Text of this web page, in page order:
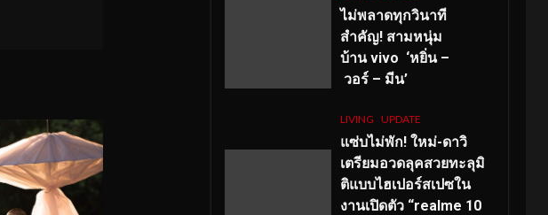
ไม่พลาดทุกวินาที
สำคัญ! สามหนุ่ม
บ้าน vivo ‘หยิ่น –
วอร์ – มีน’
LIVING UPDATE
แซ่บไม่พัก! ใหม่-ดาวิ
เตรียมอวดลุคสวยทะลุมิ
ติแบบไฮเปอร์สเปซใน
งานเปิดตัว “realme 10